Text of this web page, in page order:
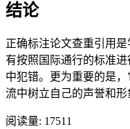
结论
正确标注论文查重引用
有按照国际通行的标准
中犯错。更为重要的是
流中树立自己的声誉和形
阅读量: 17511